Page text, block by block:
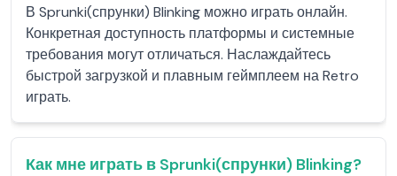
В Sprunki(спрунки) Blinking можно играть онлайн.
Конкретная доступность платформы и системные
требования могут отличаться. Наслаждайтесь
быстрой загрузкой и плавным геймплеем на Retro
играть.
Как мне играть в Sprunki(спрунки) Blinking?